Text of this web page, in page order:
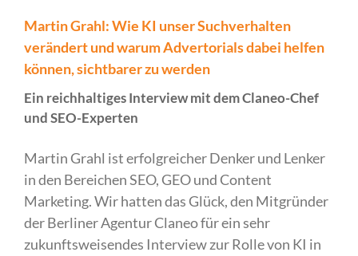
Martin Grahl: Wie KI unser Suchverhalten
verändert und warum Advertorials dabei helfen
können, sichtbarer zu werden
Ein reichhaltiges Interview mit dem Claneo-Chef
und SEO-Experten
Martin Grahl ist erfolgreicher Denker und Lenker
in den Bereichen SEO, GEO und Content
Marketing. Wir hatten das Glück, den Mitgründer
der Berliner Agentur Claneo für ein sehr
zukunftsweisendes Interview zur Rolle von KI in